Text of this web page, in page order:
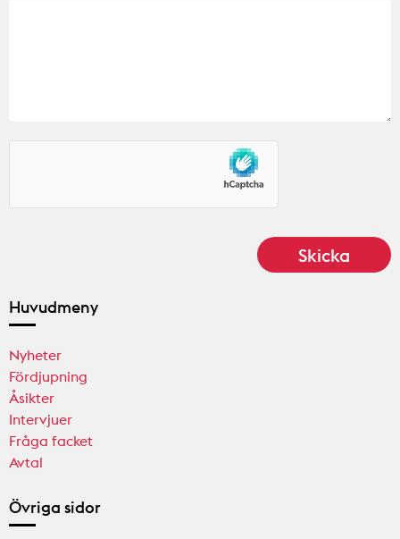
Huvudmeny
Nyheter
Fördjupning
Åsikter
Intervjuer
Fråga facket
Avtal
Övriga sidor